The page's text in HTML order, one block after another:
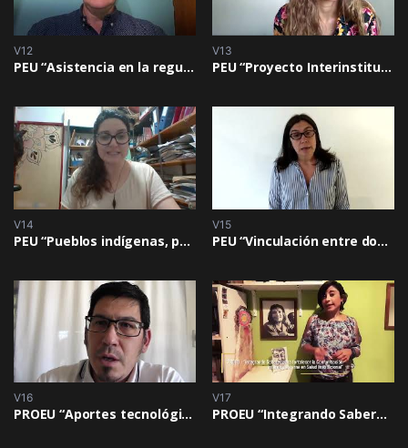
V12
PEU “Asistencia en la regularización de entidades sin fines de lucro”
V13
PEU “Proyecto Interinstitucional de Formación en Manejo de Bosque Nativo y Vivero”
V14
PEU “Pueblos indígenas, prácticas culturales, historia y territorio”
V15
PEU “Vinculación entre docentes y alumnos de escuelas agrotécnicas”
V16
PROEU “Aportes tecnológicos para los productores pecuarios de la AF”
V17
PROEU “Integrando Saberes para fortalecer la Comunicación interna y externa en Salud Institucional”